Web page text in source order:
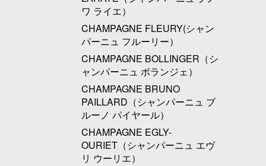
ワ ライエ）
CHAMPAGNE FLEURY(シャン
パーニュ フルーリー）
CHAMPAGNE BOLLINGER（シ
ャンパーニュ ボランジェ）
CHAMPAGNE BRUNO
PAILLARD（シャンパーニュ ブ
ルーノ パイヤール）
CHAMPAGNE EGLY-
OURIET（シャンパーニュ エヴ
リ ウーリエ）